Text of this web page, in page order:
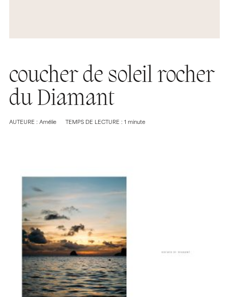
coucher de soleil rocher
du Diamant
AUTEURE : Amélie TEMPS DE LECTURE : 1 minute